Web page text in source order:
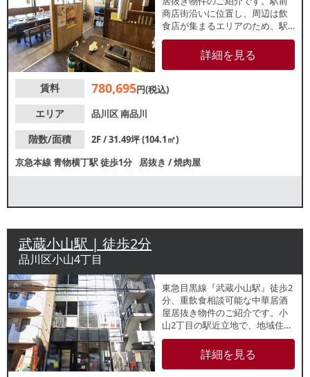
商店街沿いに位置し、周辺は飲
食店が集まるエリアのため、駅
利用者や近隣住民によるラン
チ・ディナー利用に加え、仕事
帰りの会食やグループ利用など
す。店内にはテーブル57席を備
ブル席を活かした居酒屋や中華
すすめの物件です。
詳細を見る
賃料 780,695円(税込)
エリア
品川区南品川
階数/面積
2F / 31.49坪 (104.1㎡)
京急本線青物横丁駅徒歩1分 居抜き /焼肉屋
武蔵小山駅 | 徒歩2分
品川区小山4丁目
東急目黒線『武蔵小山駅』徒歩2
分、重飲食相談可能な中華居酒
屋居抜き物件のご紹介です。小
山2丁目の駅近立地で、地域住民
や駅利用者の利用が期待できる
環境。諸条件等、お気軽にお問
合せください。
詳細を見る